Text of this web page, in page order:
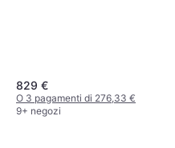
829 €
O 3 pagamenti di 276,33 €
9+ negozi